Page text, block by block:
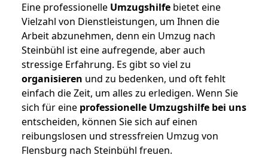
Eine professionelle Umzugshilfe bietet eine
Vielzahl von Dienstleistungen, um Ihnen die
Arbeit abzunehmen, denn ein Umzug nach
Steinbühl ist eine aufregende, aber auch
stressige Erfahrung. Es gibt so viel zu
organisieren und zu bedenken, und oft fehlt
einfach die Zeit, um alles zu erledigen. Wenn Sie
sich für eine professionelle Umzugshilfe bei uns
entscheiden, können Sie sich auf einen
reibungslosen und stressfreien Umzug von
Flensburg nach Steinbühl freuen.